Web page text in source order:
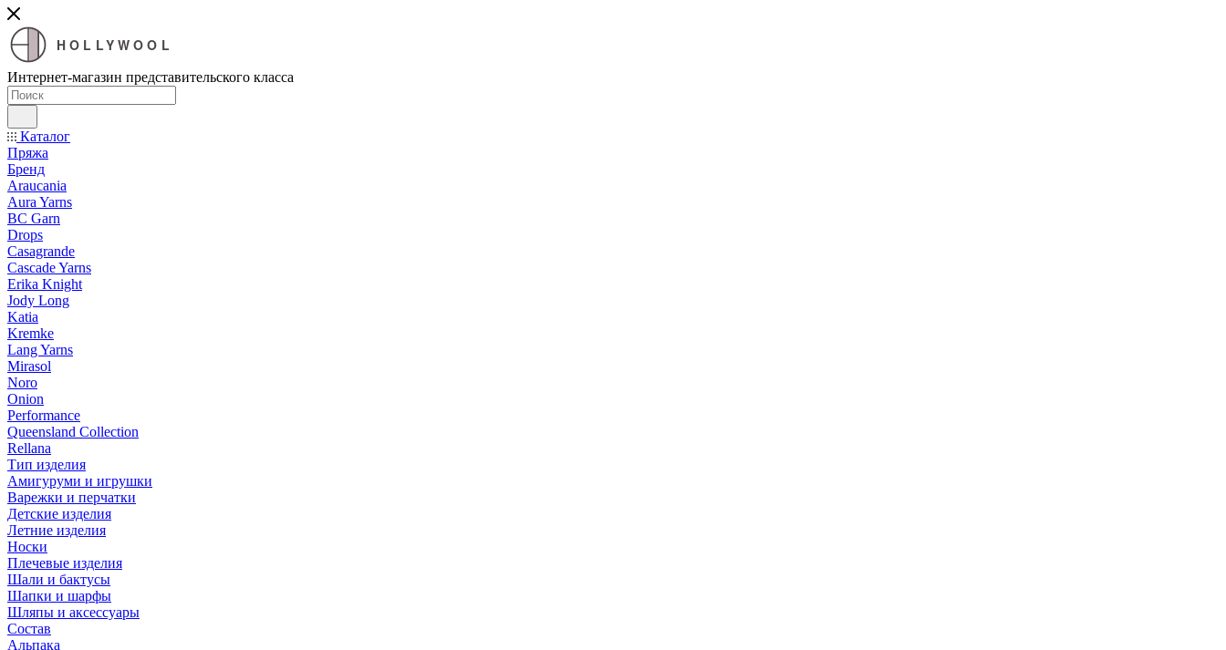
HOLLYWOOL
Интернет-магазин представительского класса
Каталог
Пряжа
Бренд
Araucania
Aura Yarns
BC Garn
Drops
Casagrande
Cascade Yarns
Erika Knight
Jody Long
Katia
Kremke
Lang Yarns
Mirasol
Noro
Onion
Performance
Queensland Collection
Rellana
Тип изделия
Амигуруми и игрушки
Варежки и перчатки
Детские изделия
Летние изделия
Носки
Плечевые изделия
Шали и бактусы
Шапки и шарфы
Шляпы и аксессуары
Состав
Альпака